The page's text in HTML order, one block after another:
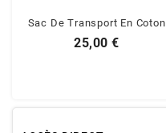
Sac De Transport En Coton
Prix
25,00 €